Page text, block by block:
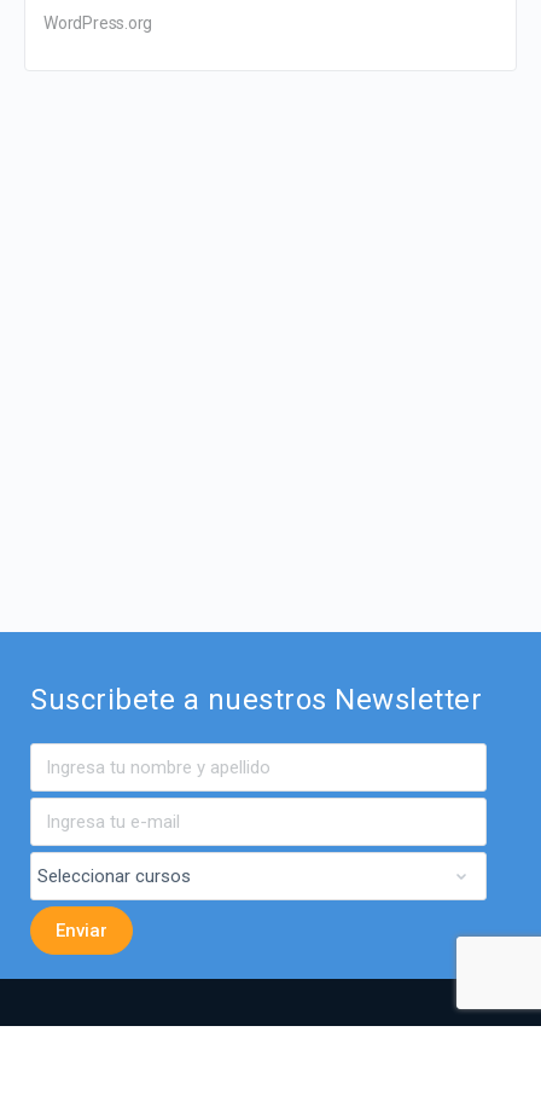
WordPress.org
Suscribete a nuestros Newsletter